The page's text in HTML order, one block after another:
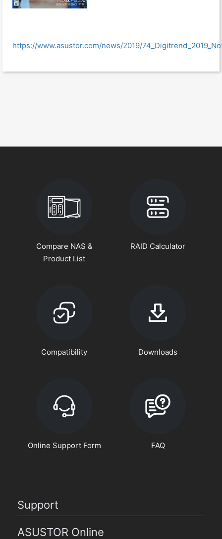
https://www.asustor.com/news/2019/
Compare NAS &
Product List
RAID Calculator
Compatibility Downloads
Online Support Form FAQ
Support
ASUSTOR Online